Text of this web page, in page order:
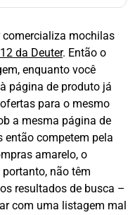
comercializa mochilas
da Deuter. Então o
enquanto você
página de produto já
para o mesmo
a mesma página de
então competem pela
amarelo, o
não têm
resultados de busca –
com uma listagem mal